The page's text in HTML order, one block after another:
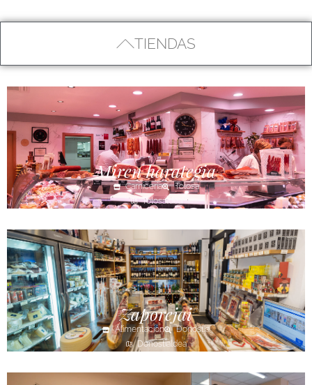
TIENDAS
Miren harategia
Carnicería
Tolosa
Tolosaldea
Zaporejai
Alimentación
Donostia
Donostialdea